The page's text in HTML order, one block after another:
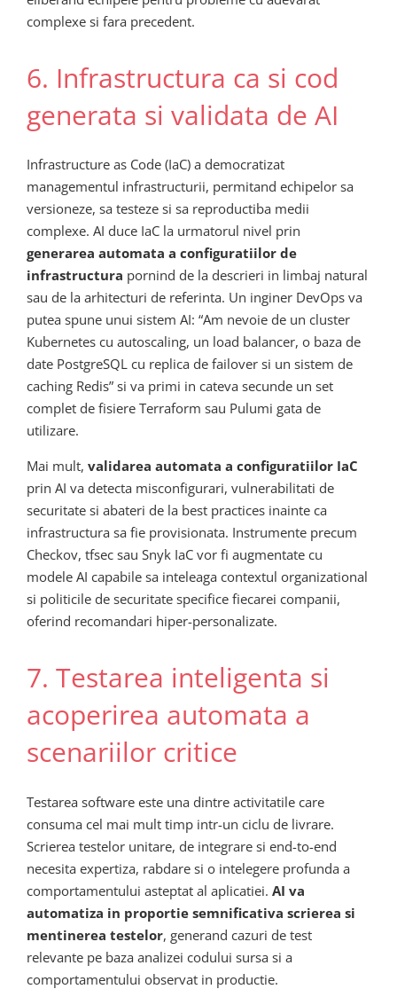
complexe si fara precedent.
6. Infrastructura ca si cod
generata si validata de AI
Infrastructure as Code (IaC) a democratizat
managementul infrastructurii, permitand echipelor sa
versioneze, sa testeze si sa reproductiba medii
complexe. AI duce IaC la urmatorul nivel prin
generarea automata a configuratiilor de
infrastructura pornind de la descrieri in limbaj natural
sau de la arhitecturi de referinta. Un inginer DevOps va
putea spune unui sistem AI: “Am nevoie de un cluster
Kubernetes cu autoscaling, un load balancer, o baza de
date PostgreSQL cu replica de failover si un sistem de
caching Redis” si va primi in cateva secunde un set
complet de fisiere Terraform sau Pulumi gata de
utilizare.
Mai mult, validarea automata a configuratiilor IaC
prin AI va detecta misconfigurari, vulnerabilitati de
securitate si abateri de la best practices inainte ca
infrastructura sa fie provisionata. Instrumente precum
Checkov, tfsec sau Snyk IaC vor fi augmentate cu
modele AI capabile sa inteleaga contextul organizational
si politicile de securitate specifice fiecarei companii,
oferind recomandari hiper-personalizate.
7. Testarea inteligenta si
acoperirea automata a
scenariilor critice
Testarea software este una dintre activitatile care
consuma cel mai mult timp intr-un ciclu de livrare.
Scrierea testelor unitare, de integrare si end-to-end
necesita expertiza, rabdare si o intelegere profunda a
comportamentului asteptat al aplicatiei. AI va
automatiza in proportie semnificativa scrierea si
mentinerea testelor, generand cazuri de test
relevante pe baza analizei codului sursa si a
comportamentului observat in productie.